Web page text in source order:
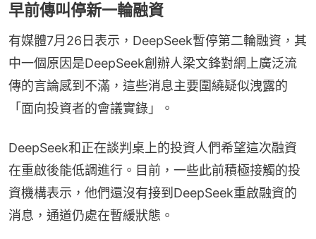
早前傳叫停新一輪融資
有媒體7月26日表示，DeepSeek暫停第二輪融資，其
中一個原因是DeepSeek創辦人梁文鋒對網上廣泛流
傳的言論感到不滿，這些消息主要圍繞疑似洩露的
「面向投資者的會議實錄」。
DeepSeek和正在談判桌上的投資人們希望這次融資
在重啟後能低調進行。目前，一些此前積極接觸的投
資機構表示，他們還沒有接到DeepSeek重啟融資的
消息，通道仍處在暫緩狀態。